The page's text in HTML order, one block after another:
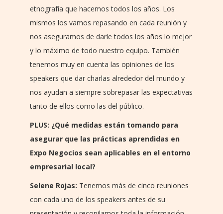
etnografía que hacemos todos los años. Los
mismos los vamos repasando en cada reunión y
nos aseguramos de darle todos los años lo mejor
y lo máximo de todo nuestro equipo. También
tenemos muy en cuenta las opiniones de los
speakers que dar charlas alrededor del mundo y
nos ayudan a siempre sobrepasar las expectativas
tanto de ellos como las del público.
PLUS: ¿Qué medidas están tomando para
asegurar que las prácticas aprendidas en
Expo Negocios sean aplicables en el entorno
empresarial local?
Selene Rojas: Tenemos más de cinco reuniones
con cada uno de los speakers antes de su